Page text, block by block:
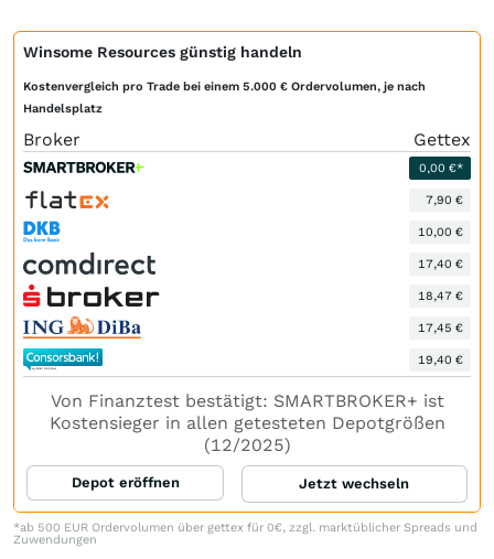
Winsome Resources günstig handeln
Kostenvergleich pro Trade bei einem 5.000 € Ordervolumen, je nach
Handelsplatz
Broker Gettex
0,00 €*
7,90 €
10,00 €
17,40 €
18,47 €
17,45 €
19,40 €
Von Finanztest bestätigt: SMARTBROKER+ ist
Kostensieger in allen getesteten Depotgrößen
(12/2025)
Depot eröffnen Jetzt wechseln
*ab 500 EUR Ordervolumen über gettex für 0€, zzgl. marktüblicher Spreads und
Zuwendungen